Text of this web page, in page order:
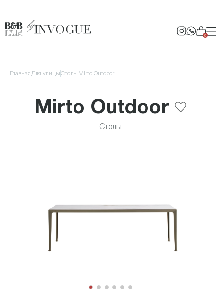
0
Главная для улицы Столы Mirto Outdoor
Mirto Outdoor
Столы